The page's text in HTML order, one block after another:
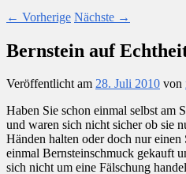
← Vorherige Nächste →
Bernstein auf
Veröffentlicht am 28. Juli 2010 von
Haben Sie schon einmal selbst am
und waren sich nicht sicher ob sie
Händen halten oder doch nur einen
einmal Bernsteinschmuck gekauft
sich nicht um eine Fälschung